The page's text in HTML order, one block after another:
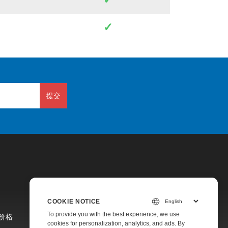
✓
提交
格
COOKIE NOTICE
To provide you with the best experience, we use
cookies for personalization, analytics, and ads. By